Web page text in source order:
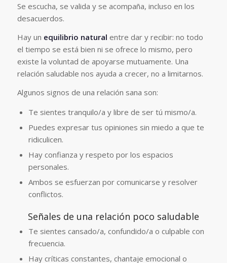
Se escucha, se valida y se acompaña, incluso en los
desacuerdos.
Hay un equilibrio natural entre dar y recibir: no todo
el tiempo se está bien ni se ofrece lo mismo, pero
existe la voluntad de apoyarse mutuamente. Una
relación saludable nos ayuda a crecer, no a limitarnos.
Algunos signos de una relación sana son:
Te sientes tranquilo/a y libre de ser tú mismo/a.
Puedes expresar tus opiniones sin miedo a que te
ridiculicen.
Hay confianza y respeto por los espacios
personales.
Ambos se esfuerzan por comunicarse y resolver
conflictos.
Señales de una relación poco saludable
Te sientes cansado/a, confundido/a o culpable con
frecuencia.
Hay críticas constantes, chantaje emocional o